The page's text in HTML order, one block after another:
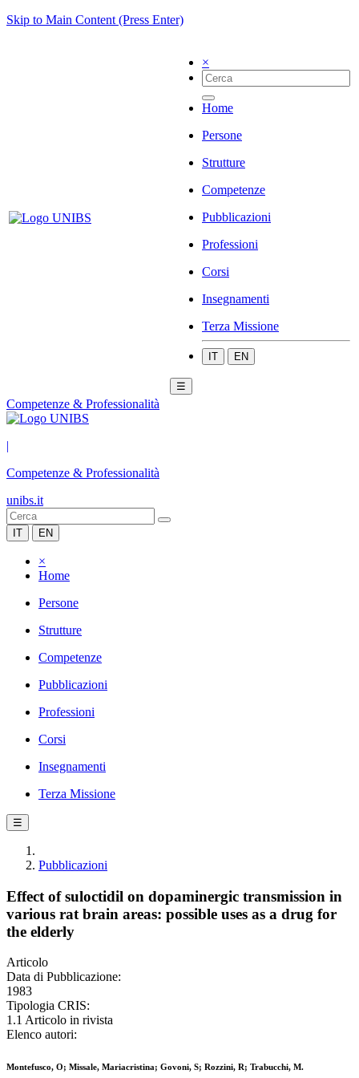
Skip to Main Content (Press Enter)
×
Home
Persone
Strutture
Competenze
Pubblicazioni
Professioni
Corsi
Insegnamenti
Terza Missione
IT EN
☰
Competenze & Professionalità
|
Competenze & Professionalità
unibs.it
IT EN
×
Home
Persone
Strutture
Competenze
Pubblicazioni
Professioni
Corsi
Insegnamenti
Terza Missione
☰
Pubblicazioni
Effect of suloctidil on dopaminergic transmission in
various rat brain areas: possible uses as a drug for
the elderly
Articolo
Data di Pubblicazione:
1983
Tipologia CRIS:
1.1 Articolo in rivista
Elenco autori:
Montefusco, O; Missale, Mariacristina; Govoni, S; Rozzini, R; Trabucchi, M.